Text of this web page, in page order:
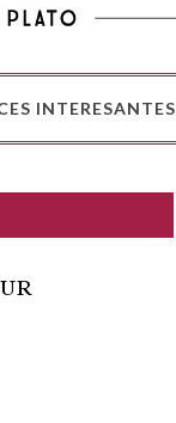
INTERESANTES